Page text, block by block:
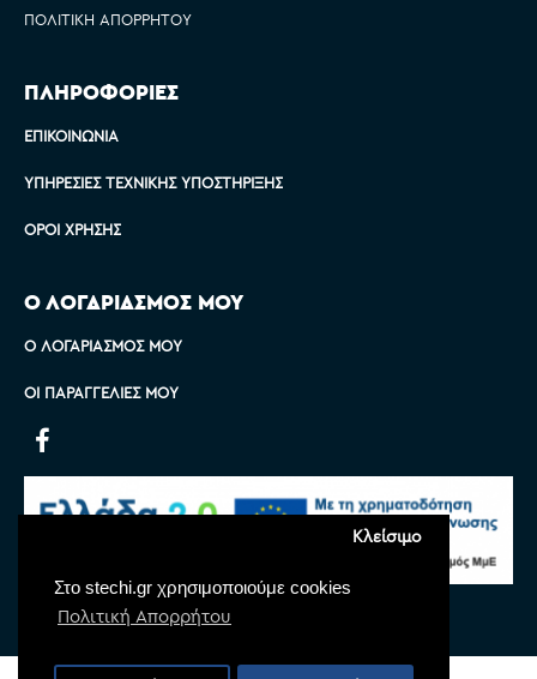
Στο stechi.gr χρησιμοποιούμε cookies
Πολιτική Απορρήτου
Κλείσιμο
ΠΟΛΙΤΙΚΉ ΑΠΟΡΡΉΤΟΥ
ΠΛΗΡΟΦΟΡΙΕΣ
ΕΠΙΚΟΙΝΩΝΊΑ
ΥΠΗΡΕΣΊΕΣ ΤΕΧΝΙΚΉΣ ΥΠΟΣΤΉΡΙΞΗΣ
ΌΡΟΙ ΧΡΉΣΗΣ
Ο ΛΟΓΑΡΙΑΣΜΟΣ ΜΟΥ
Ο ΛΟΓΑΡΙΑΣΜΌΣ ΜΟΥ
ΟΙ ΠΑΡΑΓΓΕΛΊΕΣ ΜΟΥ
Copyright © 2022 Stechi, All Rights Reserved